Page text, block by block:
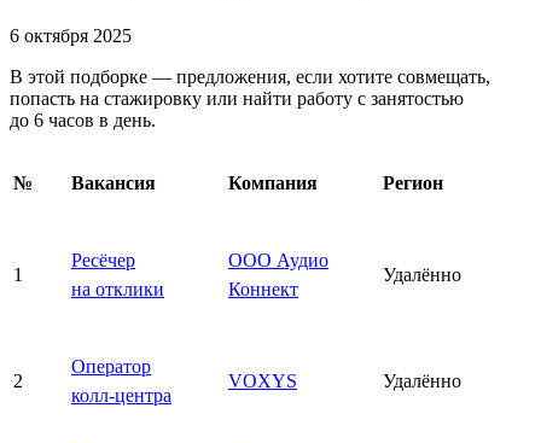
6 октября 2025
В этой подборке — предложения, если хотите совмещать,
попасть на стажировку или найти работу с занятостью
до 6 часов в день.
№ Вакансия Компания Регион
1
Ресёчер
на отклики
ООО Аудио
Коннект
Удалённо
2
Оператор
колл-центра
VOXYS Удалённо